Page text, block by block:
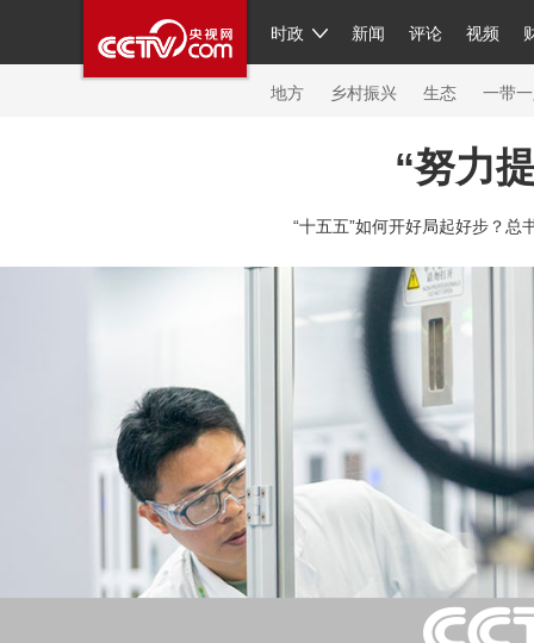
时政 新闻 评论 视频
人民领袖习近平 联播+ 中国
直播 片库 栏目大全 节目单
繁体 海外频道 iPanda
地方 乡村振兴 生态 一带
共产党员网 秧纪录 纪
新闻 国内 国际 评论 经济 军事 科技
联播+ 热解读 天天学习
直播中国
现场 前线 蓝海中国 新兵请入
体育 直播 2026年世界杯 2026年冬奥
VIP会员 CCTV奥林匹克频道 生活体育大会
财经 教育 乡村振兴 一带一路
云顶对话 云
“努力
“十五五”如何开好局起好步？总